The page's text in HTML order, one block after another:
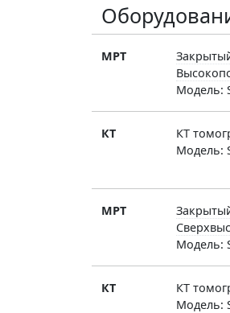
МРТ
Модель:
КТ КТ
Модель:
МРТ
Модель:
КТ КТ
Модель: